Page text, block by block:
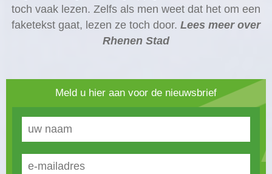
toch vaak lezen. Zelfs als men weet dat het om een
faketekst gaat, lezen ze toch door. Lees meer over
Rhenen Stad
Meld u hier aan voor de nieuwsbrief